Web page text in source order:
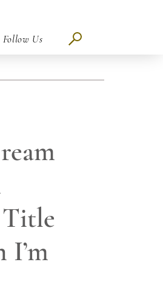
Follow Us
I’m